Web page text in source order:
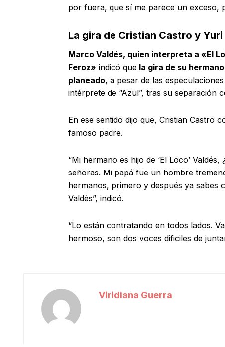
por fuera, que sí me parece un exceso,
La gira de Cristian Castro y Yuri
Marco Valdés, quien interpreta a «El
Feroz» indicó que la gira de su
planeado, a pesar de las
intérprete de “Azul”, tras su separación
En ese sentido dijo que, Cristian Castro
famoso padre.
“Mi hermano es hijo de ‘El Loco’
señoras. Mi papá fue un hombre
hermanos, primero y después ya sabes
Valdés”, indicó.
“Lo están contratando en todos lados.
hermoso, son dos voces dificiles de
Viridiana Guerra